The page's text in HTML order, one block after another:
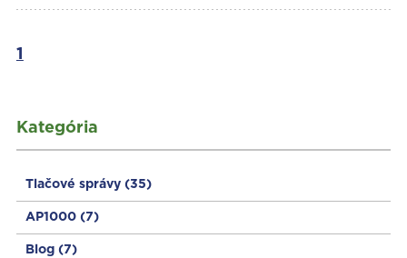
Kategória
Tlačové správy (35)
AP1000 (7)
Blog (7)
1